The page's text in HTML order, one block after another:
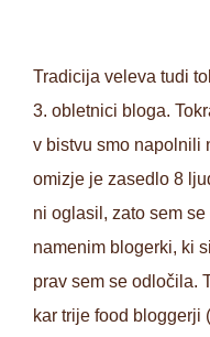
Tradicija veleva tudi
3. obletnici bloga.
v bistvu smo napolnili
omizje je zasedlo 8
ni oglasil, zato sem
namenim blogerki, ki
prav sem se odločila.
kar trije food bloggerji